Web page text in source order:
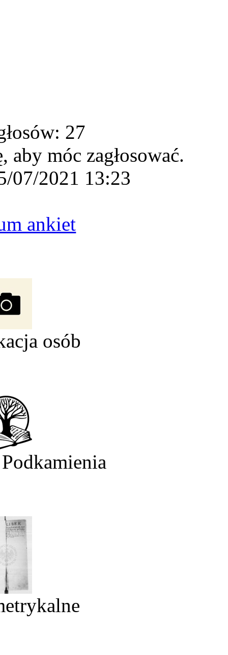
27
aby móc zagłosować.
07/2021 13:23
ankiet
osób